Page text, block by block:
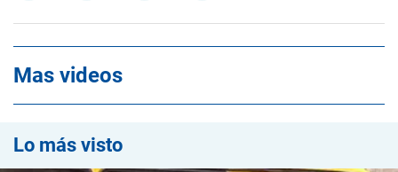
Mas videos
Lo más visto